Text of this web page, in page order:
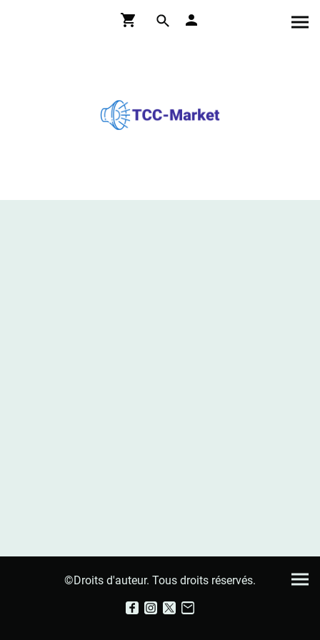
©Droits d'auteur. Tous droits réservés.